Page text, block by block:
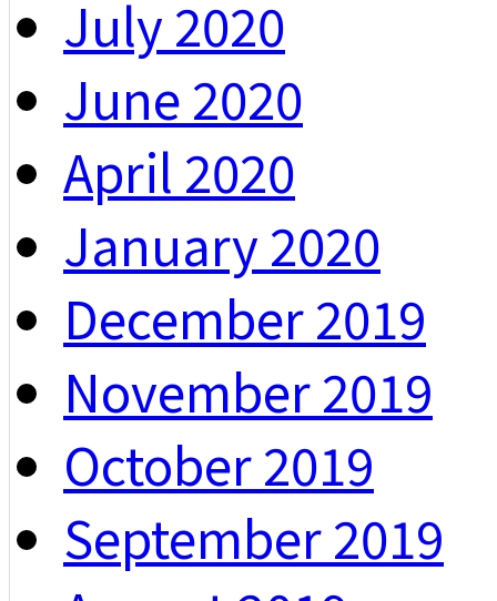
July 2020
June 2020
April 2020
January 2020
December 2019
November 2019
October 2019
September 2019